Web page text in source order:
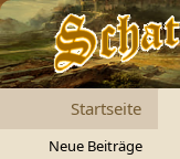
Startseite
Neue Beiträge